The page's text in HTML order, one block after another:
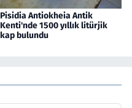
Pisidia Antiokheia Antik
Kenti'nde 1500 yıllık litürjik
kap bulundu